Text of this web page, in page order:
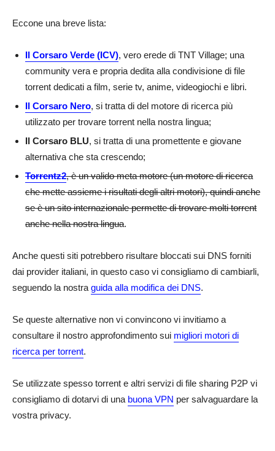
Eccone una breve lista:
Il Corsaro Verde (ICV), vero erede di TNT Village; una
community vera e propria dedita alla condivisione di file
torrent dedicati a film, serie tv, anime, videogiochi e libri.
Il Corsaro Nero, si tratta di del motore di ricerca più
utilizzato per trovare torrent nella nostra lingua;
Il Corsaro BLU, si tratta di una promettente e giovane
alternativa che sta crescendo;
Torrentz2, è un valido meta motore (un motore di ricerca
che mette assieme i risultati degli altri motori), quindi anche
se è un sito internazionale permette di trovare molti torrent
anche nella nostra lingua.
Anche questi siti potrebbero risultare bloccati sui DNS forniti
dai provider italiani, in questo caso vi consigliamo di cambiarli,
seguendo la nostra guida alla modifica dei DNS.
Se queste alternative non vi convincono vi invitiamo a
consultare il nostro approfondimento sui migliori motori di
ricerca per torrent.
Se utilizzate spesso torrent e altri servizi di file sharing P2P vi
consigliamo di dotarvi di una buona VPN per salvaguardare la
vostra privacy.